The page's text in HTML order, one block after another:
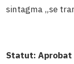
sintagma „se
Statut: Aprobat